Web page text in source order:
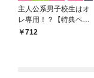
主人公系男子校生はオ
レ専用！？【特典ペー
パー／電子書籍限定イ
712